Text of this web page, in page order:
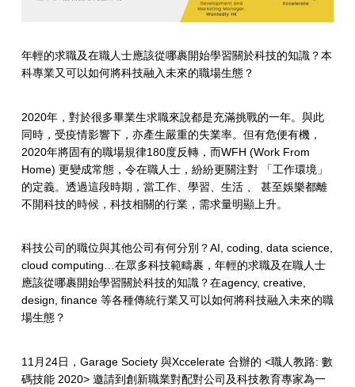
年輕的求職及在職人士應該從哪裹開始學習關於科技的知識？本
科專業又可以如何將科技融入未來的職場生態？
2020年，對於很多畢業生求職來說都是充滿挑戰的一年。與此
同時，受疫情影響下，亦產生嚴重的失業率。但有危便有機，
2020年將固有的職場規律180度反轉，而WFH (Work From
Home) 更變成常態，令在職人士，紛紛更關注對 「工作環境」
的定義。透過這段時期，當工作、學習、生活 、 甚至娛樂都離
不開科技的時候，科技相關的行業，需求量明顯上升。
科技公司的職位與其他公司有何分別？AI, coding, data science,
cloud computing…在眾多科技範疇裹，年輕的求職及在職人士
應該從哪裹開始學習關於科技的知識？在agency, creative,
design, finance 等各種傳統行業又可以如何將科技融入未來的職
場生態？
11月24日，Garage Society 與Xccelerate 合辦的 <職人教路: 數
碼技能 2020> 邀請到創新職業對配對公司及科技教育專家為一